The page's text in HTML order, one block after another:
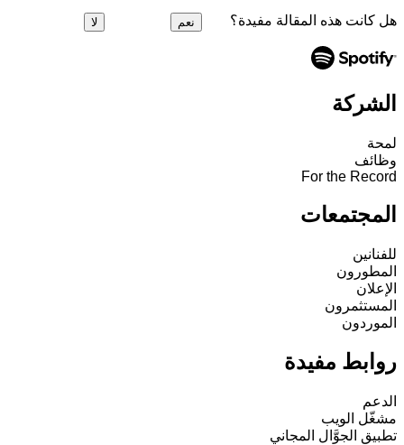
هل كانت هذه المقالة مفيدة؟ نعم لا
الشركة
لمحة
وظائف
For the Record
المجتمعات
للفنانين
المطورون
الإعلان
المستثمرون
الموردون
روابط مفيدة
الدعم
مشغّل الويب
تطبيق الجوَّال المجاني